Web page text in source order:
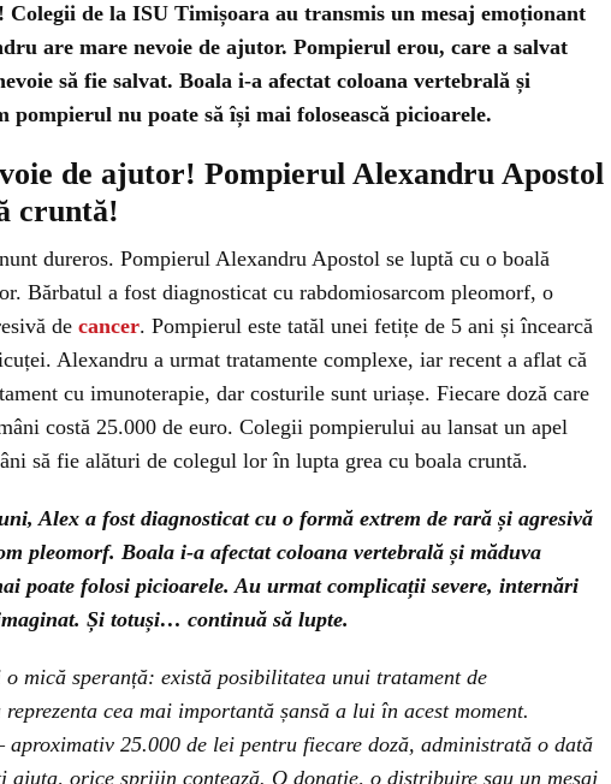
de la ISU Timișoara au transmis un mesaj emoționant
are mare nevoie de ajutor. Pompierul erou, care a salvat
să fie salvat. Boala i-a afectat coloana vertebrală și
nu poate să își mai folosească picioarele.
de ajutor! Pompierul Alexandru Apostol
cruntă!
dureros. Pompierul Alexandru Apostol se luptă cu o boală
Bărbatul a fost diagnosticat cu rabdomiosarcom pleomorf, o
de cancer. Pompierul este tatăl unei fetițe de 5 ani și încearcă
Alexandru a urmat tratamente complexe, iar recent a aflat că
cu imunoterapie, dar costurile sunt uriașe. Fiecare doză care
costă 25.000 de euro. Colegii pompierului au lansat un apel
să fie alături de colegul lor în lupta grea cu boala cruntă.
Alex a fost diagnosticat cu o formă extrem de rară și agresivă
pleomorf. Boala i-a afectat coloana vertebrală și măduva
poate folosi picioarele. Au urmat complicații severe, internări
Și totuși… continuă să lupte.
mică speranță: există posibilitatea unui tratament de
cea mai importantă șansă a lui în acest moment.
aproximativ 25.000 de lei pentru fiecare doză, administrată o dată
ajuta, orice sprijin contează. O donație, o distribuire sau un mesaj